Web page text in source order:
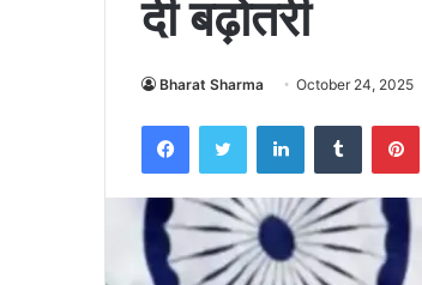
दी बढ़ोतरी
Bharat Sharma October 24, 2025